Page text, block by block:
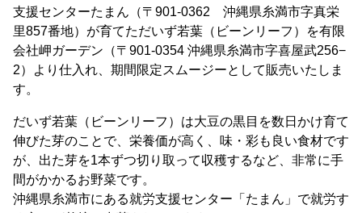
支援センターたまん（〒901-0362 沖縄県糸満市字真栄
里857番地）が育てただいず若葉（ビーンリーフ）を有限
会社岬ガーデン（〒901-0354 沖縄県糸満市字喜屋武256−
2）より仕入れ、期間限定スムージーとして販売いたしま
す。
だいず若葉（ビーンリーフ）は大豆の黒目を数日かけ育て
伸びた芽のことで、栄養価が高く、味・彩も良い食材です
が、出た芽を1本ずつ切り取って収穫するなど、非常に手
間がかかるお野菜です。
沖縄県糸満市にある就労支援センター「たまん」で就労す